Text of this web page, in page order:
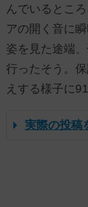
んでいるとこ
アの開く音に
姿を見た途端
行ったそう。
えする様子に
実際の投稿